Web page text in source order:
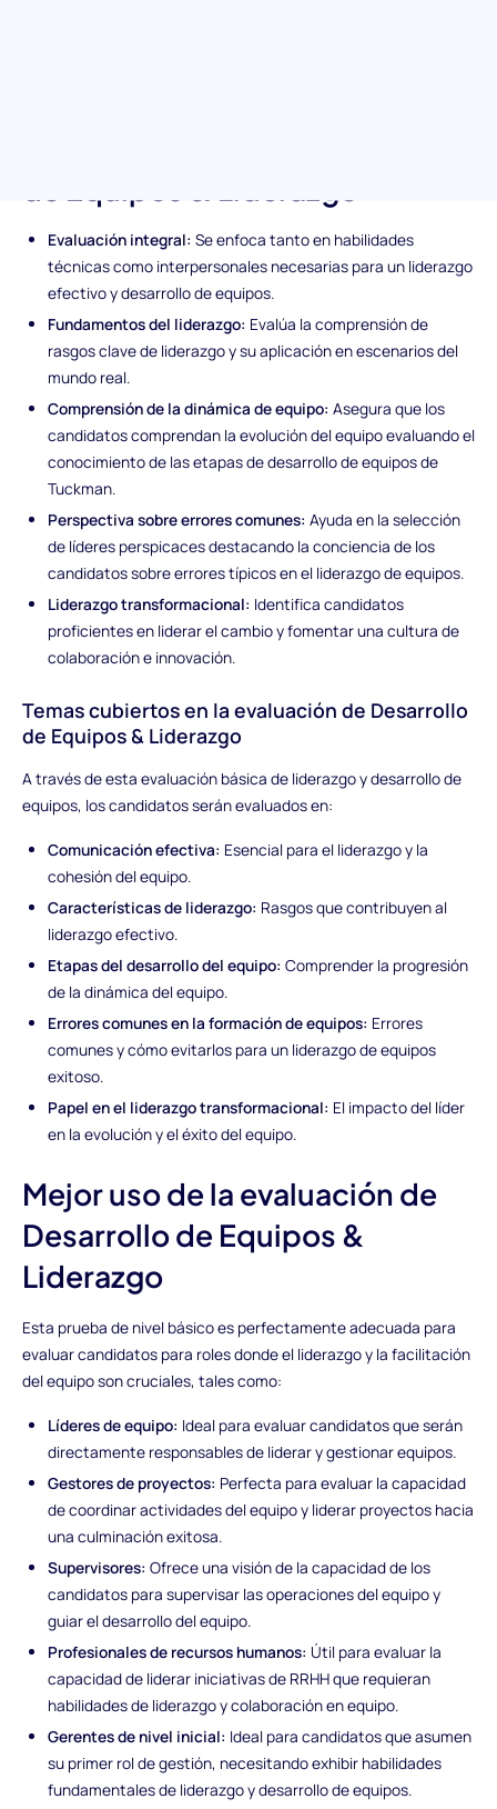
Evaluación integral: Se enfoca tanto en habilidades
técnicas como interpersonales necesarias para un liderazgo
efectivo y desarrollo de equipos.
Fundamentos del liderazgo: Evalúa la comprensión de
rasgos clave de liderazgo y su aplicación en escenarios del
mundo real.
Comprensión de la dinámica de equipo: Asegura que los
candidatos comprendan la evolución del equipo evaluando el
conocimiento de las etapas de desarrollo de equipos de
Tuckman.
Perspectiva sobre errores comunes: Ayuda en la selección
de líderes perspicaces destacando la conciencia de los
candidatos sobre errores típicos en el liderazgo de equipos.
Liderazgo transformacional: Identifica candidatos
proficientes en liderar el cambio y fomentar una cultura de
colaboración e innovación.
Temas cubiertos en la evaluación de Desarrollo
de Equipos & Liderazgo
A través de esta evaluación básica de liderazgo y desarrollo de
equipos, los candidatos serán evaluados en:
Comunicación efectiva: Esencial para el liderazgo y la
cohesión del equipo.
Características de liderazgo: Rasgos que contribuyen al
liderazgo efectivo.
Etapas del desarrollo del equipo: Comprender la progresión
de la dinámica del equipo.
Errores comunes en la formación de equipos: Errores
comunes y cómo evitarlos para un liderazgo de equipos
exitoso.
Papel en el liderazgo transformacional: El impacto del líder
en la evolución y el éxito del equipo.
Mejor uso de la evaluación de
Desarrollo de Equipos &
Liderazgo
Esta prueba de nivel básico es perfectamente adecuada para
evaluar candidatos para roles donde el liderazgo y la facilitación
del equipo son cruciales, tales como:
Líderes de equipo: Ideal para evaluar candidatos que serán
directamente responsables de liderar y gestionar equipos.
Gestores de proyectos: Perfecta para evaluar la capacidad
de coordinar actividades del equipo y liderar proyectos hacia
una culminación exitosa.
Supervisores: Ofrece una visión de la capacidad de los
candidatos para supervisar las operaciones del equipo y
guiar el desarrollo del equipo.
Profesionales de recursos humanos: Útil para evaluar la
capacidad de liderar iniciativas de RRHH que requieran
habilidades de liderazgo y colaboración en equipo.
Gerentes de nivel inicial: Ideal para candidatos que asumen
su primer rol de gestión, necesitando exhibir habilidades
fundamentales de liderazgo y desarrollo de equipos.